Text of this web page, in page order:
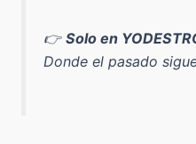
👉Solo en
Donde el pasado